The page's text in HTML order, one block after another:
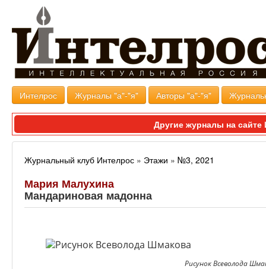
Интелрос Журналы "а"-"я" Авторы "а"-"я"
Другие журналы на
Журнальный клуб Интелрос » Этажи » №3, 2021
Мария Малухина
Мандариновая мадонна
Рисунок Всеволода